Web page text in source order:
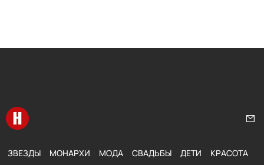
Перейти на главную
ЗВЕЗДЫ МОНАРХИ МОДА СВАДЬБЫ ДЕТИ КРАСОТА